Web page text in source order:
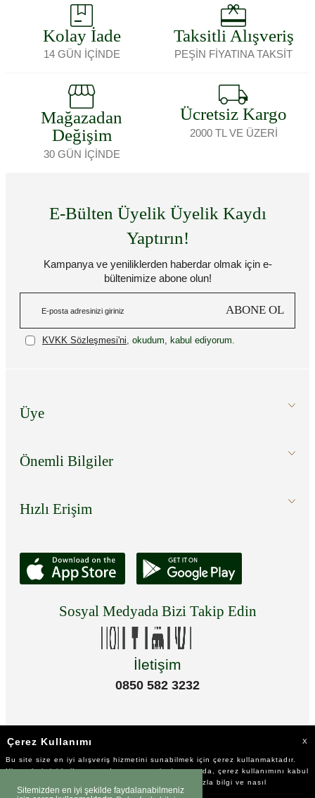
Sitemizden en iyi şekilde faydalanabilmeniz
Kolay İade
14 GÜN İÇİNDE
Taksitli Alışveriş
PEŞİN FİYATINA TAKSİT
Mağazadan
Değişim
30 GÜN İÇİNDE
Ücretsiz Kargo
2000 TL VE ÜZERİ
E-Bülten Üyelik Üyelik Kaydı
Yaptırın!
Kampanya ve yeniliklerden haberdar olmak için e-
bültenimize abone olun!
ABONE OL
KVKK Sözleşmesi'ni , okudum, kabul ediyorum.
Üye
Önemli Bilgiler
Hızlı Erişim
Sosyal Medyada Bizi Takip Edin
İletişim
0850 582 3232
Çerez Kullanımı X
Bu site size en iyi alışveriş hizmetini sunabilmek için çerez kullanmaktadır.
Hizmetlerimizi kullanmaya devam etmeniz durumunda, çerez kullanımını kabul
ettiğinizi varsayacağız. Çerezler hakkında daha fazla bilgi ve nasıl
reddedeceğinizi öğrenmek içintıklayınız